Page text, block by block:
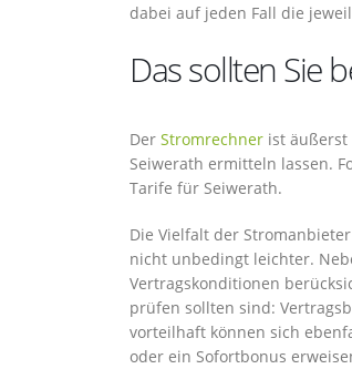
dabei auf jeden Fall die
Das sollten Sie
Der Stromrechner ist äußerst
Seiwerath ermitteln lassen.
Tarife für Seiwerath.
Die Vielfalt der
nicht unbedingt leichter.
Vertragskonditionen
prüfen sollten sind:
vorteilhaft können sich
oder ein Sofortbonus